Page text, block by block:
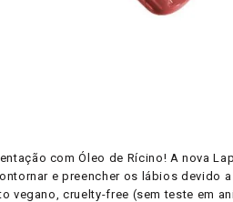
com Óleo de Rícino! A nova
e preencher os lábios
vegano, cruelty-free (sem teste em